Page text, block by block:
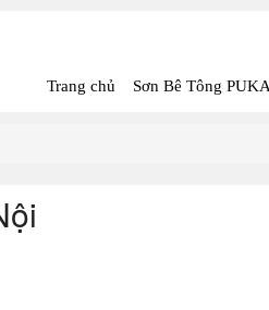
Trang chủ Sơn Bê Tông